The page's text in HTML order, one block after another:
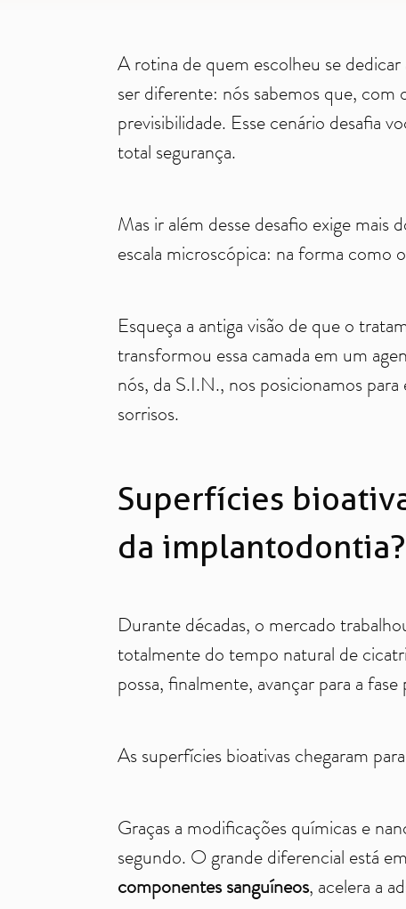
A rotina de quem escolheu se
ser diferente: nós sabemos que, com
previsibilidade. Esse cenário desafia
total segurança.
Mas ir além desse desafio exige
escala microscópica: na forma como
Esqueça a antiga visão de que o
transformou essa camada em um
nós, da S.I.N., nos posicionamos
sorrisos.
Superfícies
da implantodontia?
Durante décadas, o mercado
totalmente do tempo natural de
possa, finalmente, avançar para a
As superfícies bioativas chegaram
Graças a modificações químicas e
segundo. O grande diferencial está em
componentes sanguíneos, acelera a